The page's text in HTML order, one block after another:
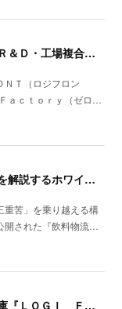
【物 流】日鉄興和不動産 都心型物流・Ｒ＆Ｄ・工場複合産業施設を川崎市に着工
ＮＴ（ロジフロン
ａｃｔｏｒｙ（ゼロ…
【物 流】シーオス 飲料物流の構造改革を解説するホワイトペーパー公開
重苦」を乗り越える構
開された『飲料物流…
【物 流】霞ヶ関キャピタル 冷凍自動倉庫『ＬＯＧＩ ＦＬＡＧ ＴＥＣＨ 東扇島Ⅰ』竣工